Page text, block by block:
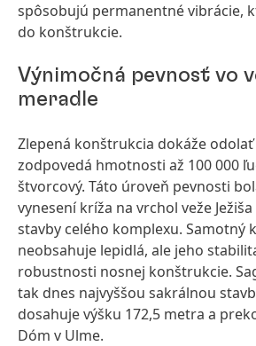
spôsobujú permanentné vibrácie,
do konštrukcie.
Výnimočná pevnosť vo
meradle
Zlepená konštrukcia dokáže
zodpovedá hmotnosti až 100 000
štvorcový. Táto úroveň pevnosti
vynesení kríža na vrchol veže
stavby celého komplexu. Samotný
neobsahuje lepidlá, ale jeho
robustnosti nosnej konštrukcie.
tak dnes najvyššou sakrálnou
dosahuje výšku 172,5 metra a
Dóm v Ulme.